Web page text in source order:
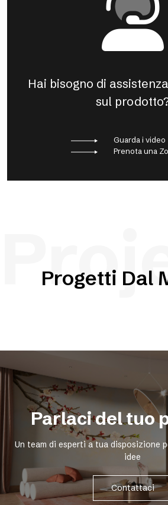
Hai bisogno di
sul
Guarda i video
Prenota una
Progetti Dal
Parlaci del tuo
Un team di esperti a tua disposizione
idee
Contattaci